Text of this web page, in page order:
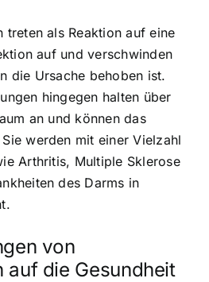
treten als Reaktion auf eine
auf und verschwinden
die Ursache behoben ist.
hingegen halten über
an und können das
werden mit einer Vielzahl
Arthritis, Multiple Sklerose
des Darms in
von
auf die Gesundheit